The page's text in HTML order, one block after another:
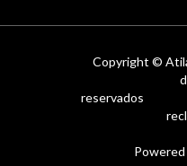
Copyright ©
reservados